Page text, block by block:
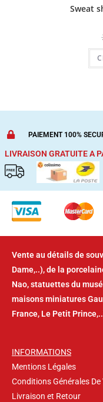
Sweat
PAIEMENT 100%
LIVRAISON GRATUITE A
Vente au détails de
Dame,..), de la
Nao, statuettes du
maisons miniatures
France, Le Petit
INFORMATIONS
Mentions Légales
Conditions Générales De
Livraison et Retour